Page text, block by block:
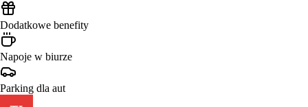
Dodatkowe benefity
Napoje w biurze
Parking dla aut